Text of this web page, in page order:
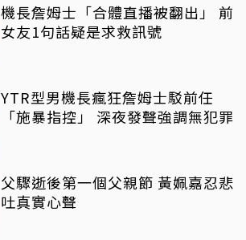
機長詹姆士「合體直播被翻出」 前
女友1句話疑是求救訊號
YTR型男機長瘋狂詹姆士駁前任
「施暴指控」 深夜發聲強調無犯罪
父驟逝後第一個父親節 黃姵嘉忍悲
吐真實心聲